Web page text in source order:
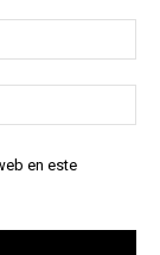
en este